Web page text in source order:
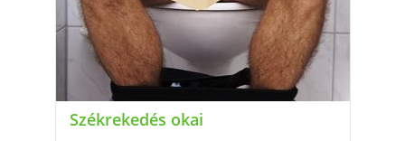
Székrekedés okai